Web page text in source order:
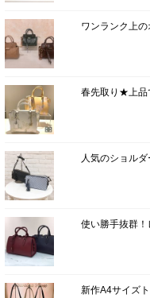
ワンランク上
春先取り★上品
人気のショル
使い勝手抜群
新作A4サイズ